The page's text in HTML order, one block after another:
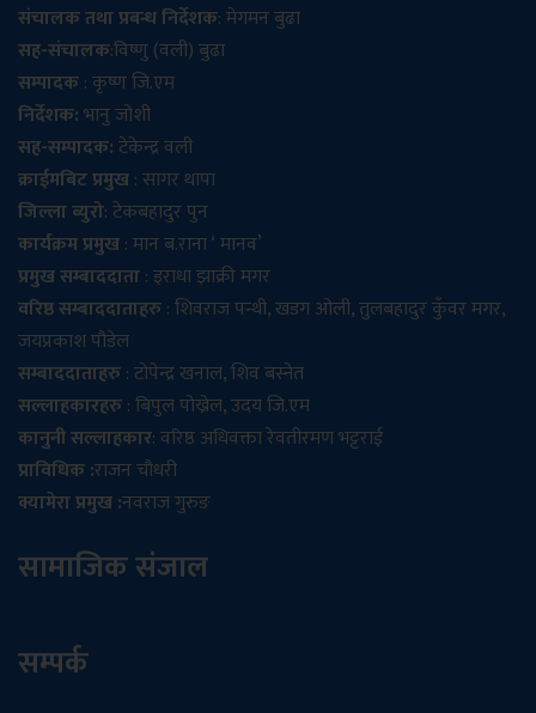
संचालक तथा प्रबन्ध निर्देशक: मेगमन बुढा
सह-संचालक:विष्णु (वली) बुढा
सम्पादक: कृष्ण जि.एम
निर्देशक:भानु जोशी
सह-सम्पादक:टेकेन्द्र वली
क्राईमबिट प्रमुख: सागर थापा
जिल्ला ब्युरो: टेकबहादुर पुन
कार्यक्रम प्रमुख: मान ब.राना ‘ मानव’
प्रमुख सम्बाददाता: इराधा झाक्री मगर
वरिष्ठ सम्बाददाताहरु: शिवराज पन्थी, खडग ओली, तुलबहादुर कुँवर मगर,
जयप्रकाश पौडेल
सम्बाददाताहरु: टोपेन्द्र खनाल, शिव बस्नेत
सल्लाहकारहरु: बिपुल पोख्रेल, उदय जि.एम
कानुनी सल्लाहकार: वरिष्ठ अधिवक्ता रेवतीरमण भट्टराई
प्राविधिक :राजन चौधरी
क्यामेरा प्रमुख :नवराज गुरुङ
सामाजिक संजाल
सम्पर्क